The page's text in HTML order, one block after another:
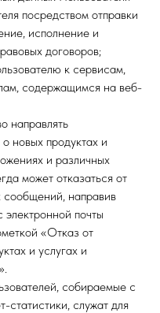
посредством отправки
исполнение и
договоров;
к сервисам,
содержащимся на веб-
направлять
новых продуктах и
и различных
может отказаться от
направив
почты
«Отказ от
и услугах и
собираемые с
служат для